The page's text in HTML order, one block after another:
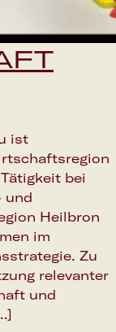
ist
bei
und
Heilbron
im
Zu
relevanter
und